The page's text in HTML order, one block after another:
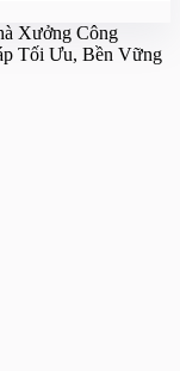
Xưởng Công
Tối Ưu, Bền Vững